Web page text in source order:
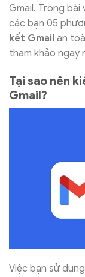
Gmail. Trong bài
các bạn 05
kết Gmail an
tham khảo ngay
Tại sao nên
Gmail?
Việc bạn sử